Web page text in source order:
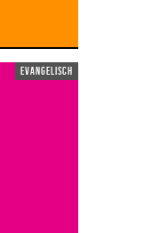
evangelisch